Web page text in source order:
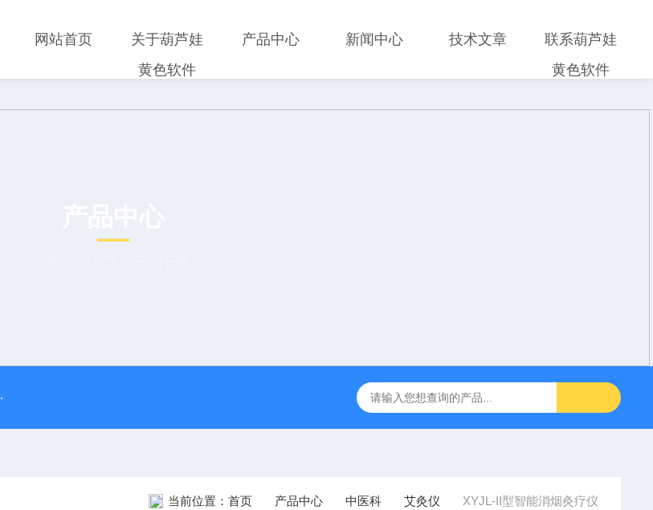
网站首页
关于葫芦娃
黄色软件
产品中心 新闻中心 技术文章
联系葫芦娃
黄色软件
AR-1日本尼德克NIDEK ARK-1自动电脑验光仪 inbody人体成分J30儿童型 FT-1000非接触眼压计 飞利
当前位置： 首页 产品中心 中医科 艾灸仪 XYJL-II型智能消烟灸疗仪